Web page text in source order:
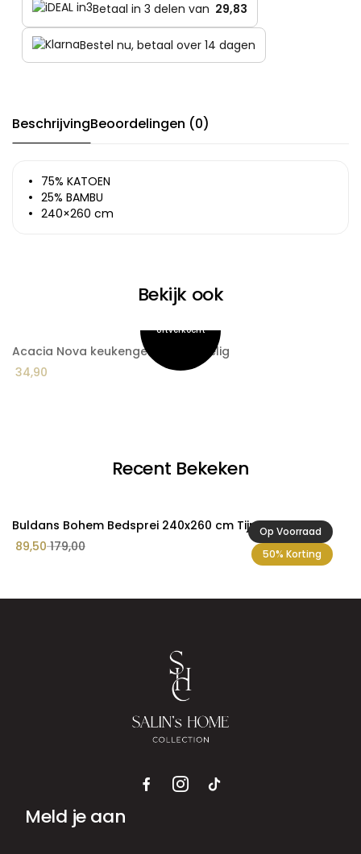
Betaal in 3 delen van 29,83
Bestel nu, betaal over 14 dagen
BeschrijvingBeoordelingen (0)
75% KATOEN
25% BAMBU
240×260 cm
Bekijk ook
Acacia Nova keukengerei set 6-delig
34,90
Recent Bekeken
Op Voorraad
50% Korting
Buldans Bohem Bedsprei 240x260 cm Tijm Groen
89,50179,00
Meld je aan